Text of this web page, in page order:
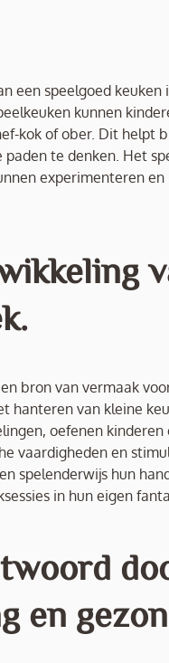
een speelgoed
kunnen
kok of ober. Dit
te denken. Het
experimenteren
bron van vermaak
hanteren van kleine
oefenen
vaardigheden en
spelenderwijs hun
in hun eigen
en